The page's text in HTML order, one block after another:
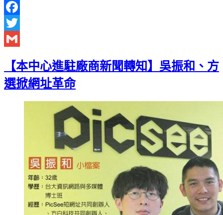
Facebook
Twitter
【本中心進駐廠商新聞轉知】吳振和、方
選掀網址革命